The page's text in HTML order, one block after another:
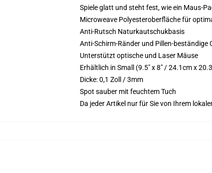
Spiele glatt und steht fest, wie ein Maus-
Microweave Polyesteroberfläche für
Anti-Rutsch Naturkautschukbasis
Anti-Schirm-Ränder und Pillen-
Unterstützt optische und Laser Mäuse
Erhältlich in Small (9.5" x 8" / 24.1cm x
Dicke: 0,1 Zoll / 3mm
Spot sauber mit feuchtem Tuch
Da jeder Artikel nur für Sie von Ihrem